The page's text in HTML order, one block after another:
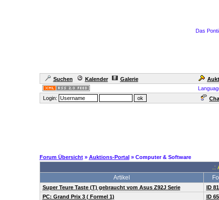
Das
Suchen Kalender Galerie
Login:
Forum Übersicht» Auktions-Portal » Computer & Software
.:
Artikel
Super Teure Taste (T) gebraucht vom Asus Z92J Serie
ID
PC: Grand Prix 3 ( Formel 1)
ID